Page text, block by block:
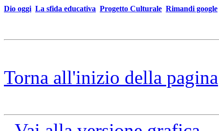
Dio oggi La sfida educativa Progetto Culturale Rimandi google
Torna all'inizio della pagina